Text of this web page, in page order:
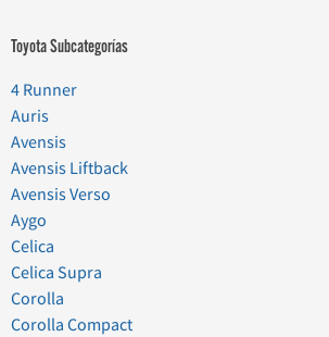
Toyota Subcategorías
4 Runner
Auris
Avensis
Avensis Liftback
Avensis Verso
Aygo
Celica
Celica Supra
Corolla
Corolla Compact